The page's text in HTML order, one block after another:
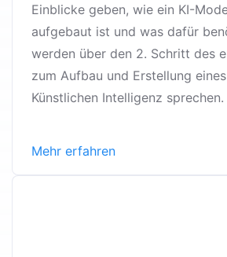
Einblicke geben, wie ein KI-
aufgebaut ist und was dafür
werden über den 2. Schritt des
zum Aufbau und Erstellung
Künstlichen Intelligenz sprechen.
Mehr erfahren